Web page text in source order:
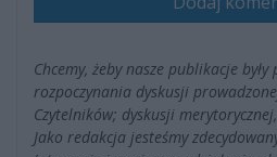
Chcemy, żeby nasze publikacje
rozpoczynania dyskusji
Czytelników; dyskusji
Jako redakcja jesteśmy